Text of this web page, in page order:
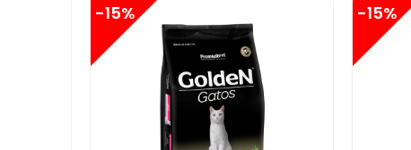
-15% -15%